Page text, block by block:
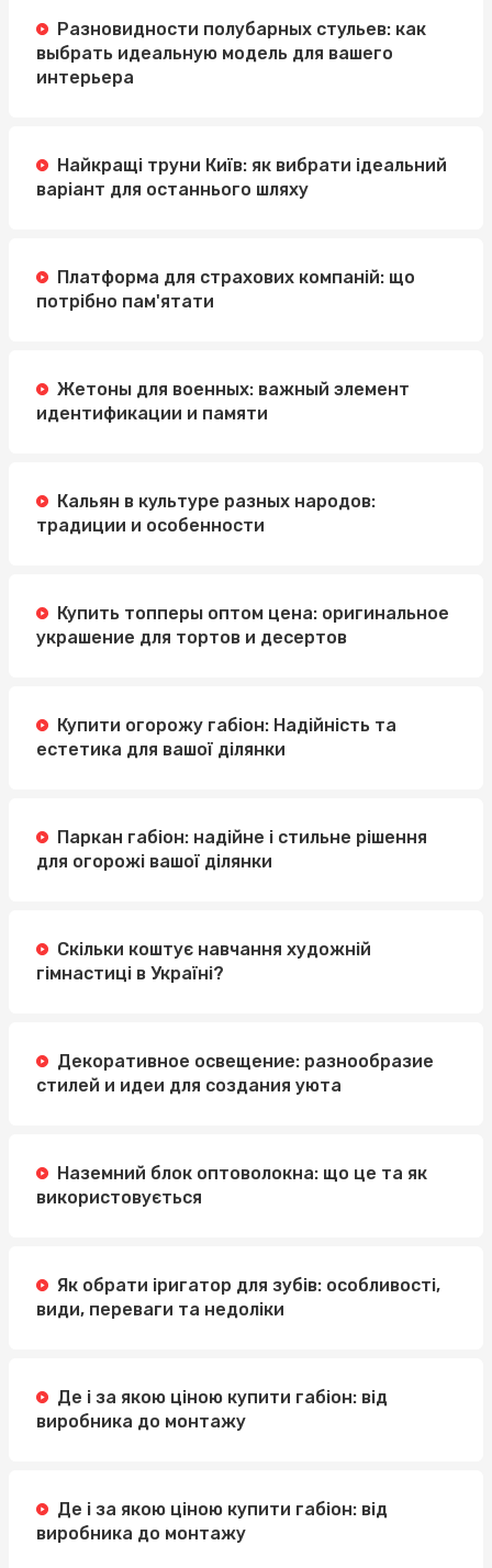
Разновидности полубарных стульев: как
выбрать идеальную модель для вашего
интерьера
Найкращі труни Київ: як вибрати ідеальний
варіант для останнього шляху
Платформа для страхових компаній: що
потрібно пам'ятати
Жетоны для военных: важный элемент
идентификации и памяти
Кальян в культуре разных народов:
традиции и особенности
Купить топперы оптом цена: оригинальное
украшение для тортов и десертов
Купити огорожу габіон: Надійність та
естетика для вашої ділянки
Паркан габіон: надійне і стильне рішення
для огорожі вашої ділянки
Скільки коштує навчання художній
гімнастиці в Україні?
Декоративное освещение: разнообразие
стилей и идеи для создания уюта
Наземний блок оптоволокна: що це та як
використовується
Як обрати іригатор для зубів: особливості,
види, переваги та недоліки
Де і за якою ціною купити габіон: від
виробника до монтажу
Де і за якою ціною купити габіон: від
виробника до монтажу